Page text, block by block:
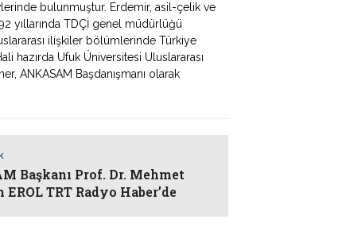
bulunmuştur. Erdemir, asil-çelik ve
yıllarında TDÇİ genel müdürlüğü
ilişkiler bölümlerinde Türkiye
hazırda Ufuk Üniversitesi Uluslararası
ANKASAM Başdanışmanı olarak
Başkanı Prof. Dr. Mehmet
TRT Radyo Haber’de